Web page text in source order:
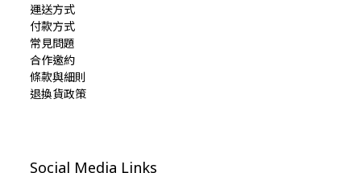
運送方式
付款方式
常見問題
合作邀約
條款與細則
退換貨政策
Social Media Links